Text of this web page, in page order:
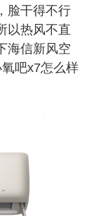
脸干得不行
以热风不直
海信新风空
吧x7怎么样